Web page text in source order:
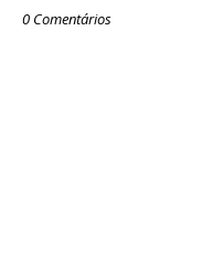
0 Comentários